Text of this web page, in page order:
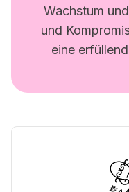
Wachstum
und
eine